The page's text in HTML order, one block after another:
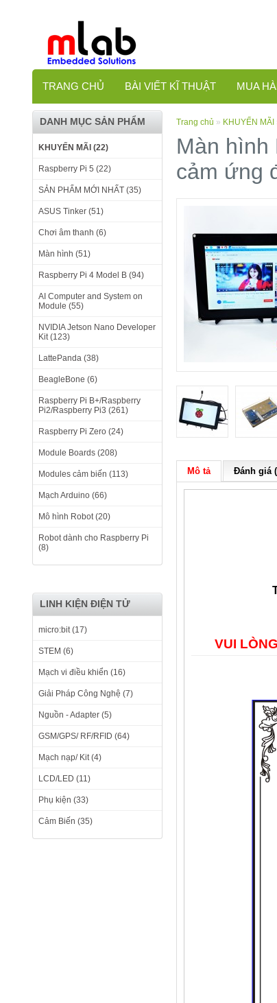
TRANG CHỦ BÀI VIẾT KĨ THUẬT MUA
DANH MỤC SẢN PHẨM
KHUYẾN MÃI (22)
Raspberry Pi 5 (22)
SẢN PHẨM MỚI NHẤT (35)
ASUS Tinker (51)
Chơi âm thanh (6)
Màn hình (51)
Raspberry Pi 4 Model B (94)
AI Computer and System on
Module (55)
NVIDIA Jetson Nano Developer
Kit (123)
LattePanda (38)
BeagleBone (6)
Raspberry Pi B+/Raspberry
Pi2/Raspberry Pi3 (261)
Raspberry Pi Zero (24)
Module Boards (208)
Modules cảm biến (113)
Mạch Arduino (66)
Mô hình Robot (20)
Robot dành cho Raspberry Pi
(8)
LINH KIỆN ĐIỆN TỬ
micro:bit (17)
STEM (6)
Mạch vi điều khiển (16)
Giải Pháp Công Nghệ (7)
Nguồn - Adapter (5)
GSM/GPS/ RF/RFID (64)
Mạch nạp/ Kit (4)
LCD/LED (11)
Phụ kiện (33)
Cảm Biến (35)
Trang chủ » KHUYẾN MÃI
Màn hình
cảm ứng
Mô tả Đánh giá
VUI